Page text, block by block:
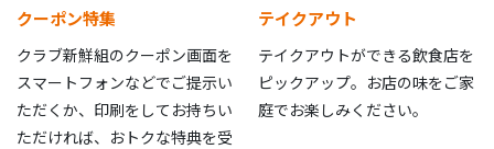
クーポン特集
クラブ新鮮組のクーポン画面を
スマートフォンなどでご提示い
ただくか、印刷をしてお持ちい
ただければ、おトクな特典を受
テイクアウト
テイクアウトができる飲食店を
ピックアップ。お店の味をご家
庭でお楽しみください。